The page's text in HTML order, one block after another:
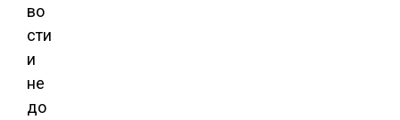
во
сти
и
не
до